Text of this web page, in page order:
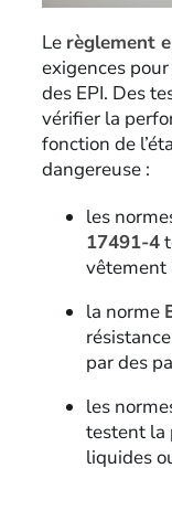
Le règlement
exigences
des EPI. Des
vérifier la
fonction de
dangereuse :
les
17491-4
vêtement
la norme
par des
les
testent la
liquides